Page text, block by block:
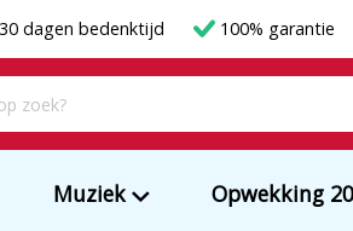
30 dagen bedenktijd 100% garantie
Muziek Opwekking